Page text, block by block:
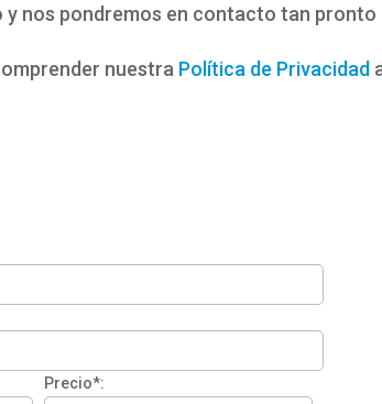
nos pondremos en contacto tan
nuestra Política de Privacidad
Precio*: